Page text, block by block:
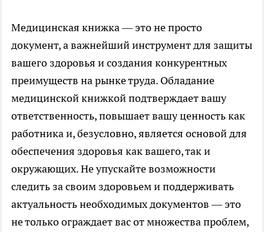
Медицинская книжка — это не просто
документ, а важнейший инструмент для защиты
вашего здоровья и создания конкурентных
преимуществ на рынке труда. Обладание
медицинской книжкой подтверждает вашу
ответственность, повышает вашу ценность как
работника и, безусловно, является основой для
обеспечения здоровья как вашего, так и
окружающих. Не упускайте возможности
следить за своим здоровьем и поддерживать
актуальность необходимых документов — это
не только ограждает вас от множества проблем,